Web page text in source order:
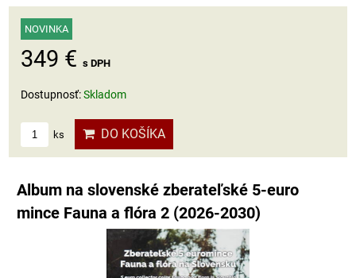
NOVINKA
349 € s DPH
Dostupnosť:Skladom
ks DO KOŠÍKA
Album na slovenské zberateľské 5-euro
mince Fauna a flóra 2 (2026-2030)